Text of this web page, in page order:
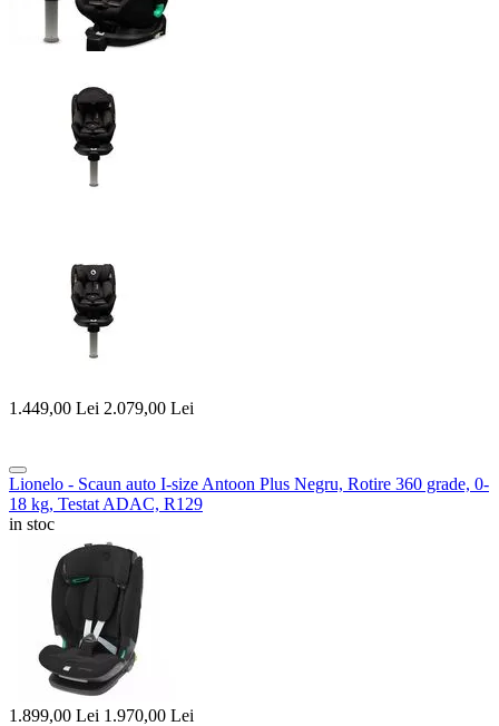
1.449,00 Lei 2.079,00 Lei
Lionelo - Scaun auto I-size Antoon Plus Negru, Rotire 360 grade, 0-
18 kg, Testat ADAC, R129
in stoc
1.899,00 Lei 1.970,00 Lei